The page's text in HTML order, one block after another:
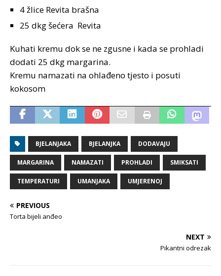
4 žlice Revita brašna
25 dkg šećera Revita
Kuhati kremu dok se ne zgusne i kada se prohladi
dodati 25 dkg margarina.
Kremu namazati na ohlađeno tjesto i posuti
kokosom
BJELANJAKA BJELANJKA DODAVAJU
MARGARINA NAMAZATI PROHLADI SMIKSATI
TEMPERATURI UMANJAKA UMJERENOJ
PREVIOUS
Torta bijeli anđeo
NEXT
Pikantni odrezak